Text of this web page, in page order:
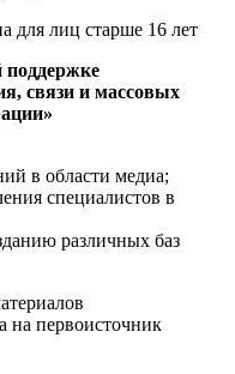
для лиц старше 16 лет
поддержке
связи и массовых
в области медиа;
специалистов в
различных баз
на первоисточник